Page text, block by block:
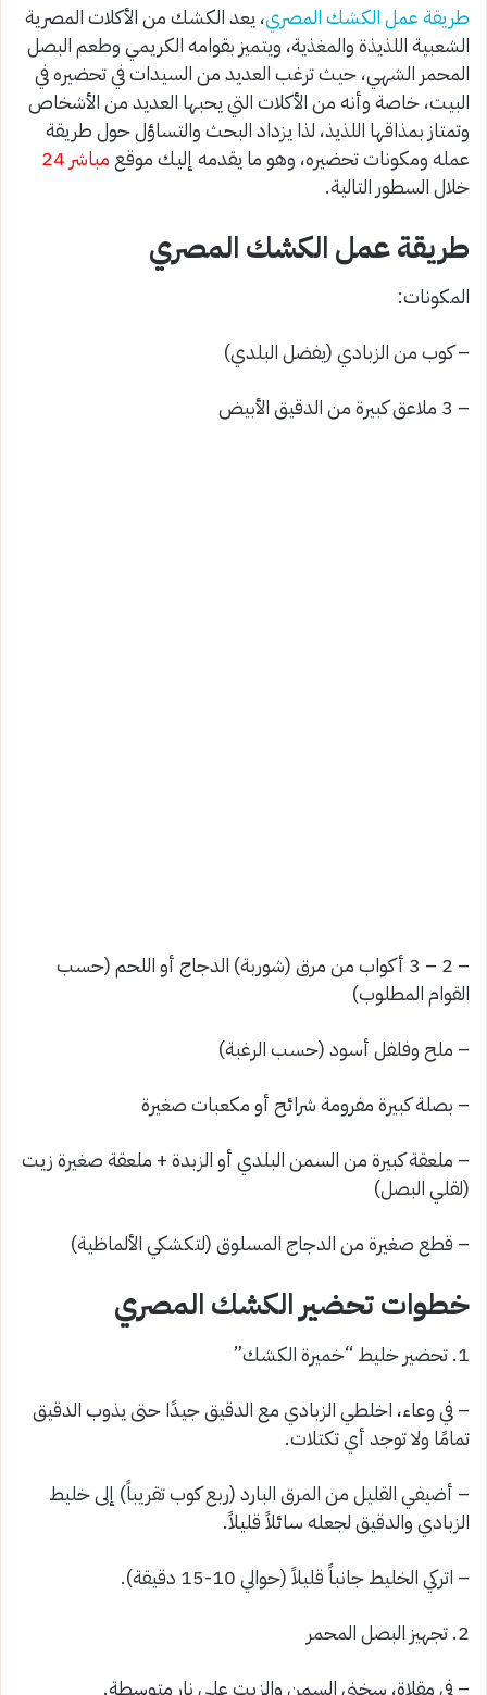
طريقة عمل الكشك المصري، يعد الكشك من الأكلات المصرية
الشعبية اللذيذة والمغذية، ويتميز بقوامه الكريمي وطعم البصل
المحمر الشهي، حيث ترغب العديد من السيدات في تحضيره في
البيت، خاصة وأنه من الأكلات التي يحبها العديد من الأشخاص
وتمتاز بمذاقها اللذيذ، لذا يزداد البحث والتساؤل حول طريقة
عمله ومكونات تحضيره، وهو ما يقدمه إليك موقع مباشر 24
خلال السطور التالية.
طريقة عمل الكشك المصري
المكونات:
– كوب من الزبادي (يفضل البلدي)
– 3 ملاعق كبيرة من الدقيق الأبيض
– 2 – 3 أكواب من مرق (شوربة) الدجاج أو اللحم (حسب
القوام المطلوب)
– ملح وفلفل أسود (حسب الرغبة)
– بصلة كبيرة مفرومة شرائح أو مكعبات صغيرة
– ملعقة كبيرة من السمن البلدي أو الزبدة + ملعقة صغيرة زيت
(لقلي البصل)
– قطع صغيرة من الدجاج المسلوق (لتكشكي الألماظية)
خطوات تحضير الكشك المصري
1. تحضير خليط “خميرة الكشك”
– في وعاء، اخلطي الزبادي مع الدقيق جيدًا حتى يذوب الدقيق
تمامًا ولا توجد أي تكتلات.
– أضيفي القليل من المرق البارد (ربع كوب تقريباً) إلى خليط
الزبادي والدقيق لجعله سائلاً قليلاً.
– اتركي الخليط جانباً قليلاً (حوالي 10-15 دقيقة).
2. تجهيز البصل المحمر
– في مقلاة، سخني السمن والزيت على نار متوسطة.